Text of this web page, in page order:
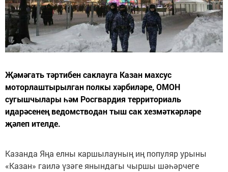
Җәмәгать тәртибен саклауга Казан махсус
моторлаштырылган полкы хәрбиләре, ОМОН
сугышчылары һәм Росгвардия территориаль
идарәсенең ведомстводан тыш сак хезмәткәрләре
җәлеп ителде.
Казанда Яңа елны каршылауның иң популяр урыны
«Казан» гаилә үзәге янындагы чыршы шәһәрчеге